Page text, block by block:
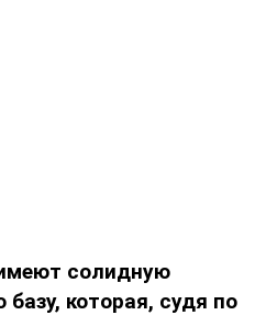
солидную
которая, судя по